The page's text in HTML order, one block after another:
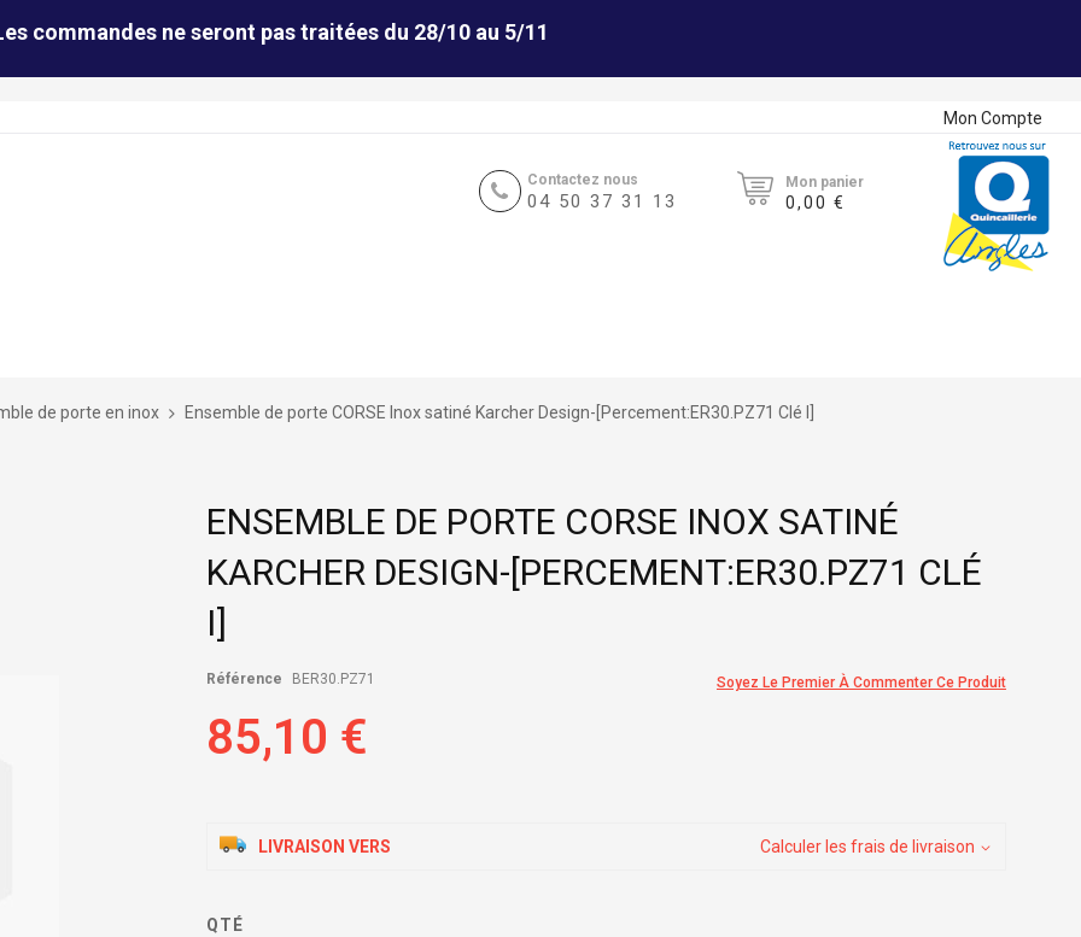
commandes ne seront pas traitées du 28/10 au 5/11
Mon Compte
Contactez nous
04 50 37 31 13
Mon panier
0,00 €
de porte en inox Ensemble de porte CORSE Inox satiné Karcher Design-[Percement:ER30.PZ71 Clé I]
ENSEMBLE DE PORTE CORSE INOX SATINÉ
KARCHER DESIGN-[PERCEMENT:ER30.PZ71 CLÉ
I]
Soyez Le Premier À Commenter Ce Produit
Référence BER30.PZ71
85,10 €
LIVRAISON VERS Calculer les frais de livraison
QTÉ